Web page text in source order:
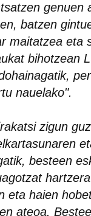
genuen
batzen
maitatzea eta
bihotzean
nauelako".
zigun
besteen
eta haien
ateoa.